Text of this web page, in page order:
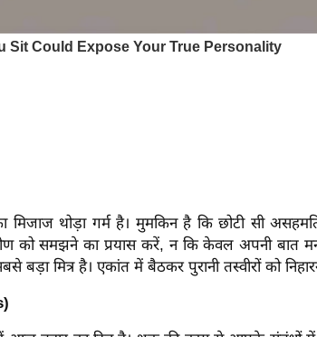
मिजाज थोड़ा गर्म है। मुमकिन है कि छोटी सी
को समझने का प्रयास करें, न कि केवल अपनी बात
मित्र है। एकांत में बैठकर पुरानी तस्वीरों को